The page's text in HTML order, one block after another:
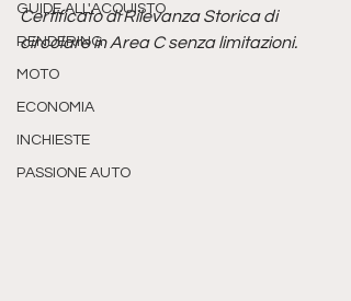
GUIDE ALL'ACQUISTO
RENDERING
MOTO
ECONOMIA
INCHIESTE
PASSIONE AUTO
Certificato di Rilevanza Storica di
circolare in Area C senza limitazioni.